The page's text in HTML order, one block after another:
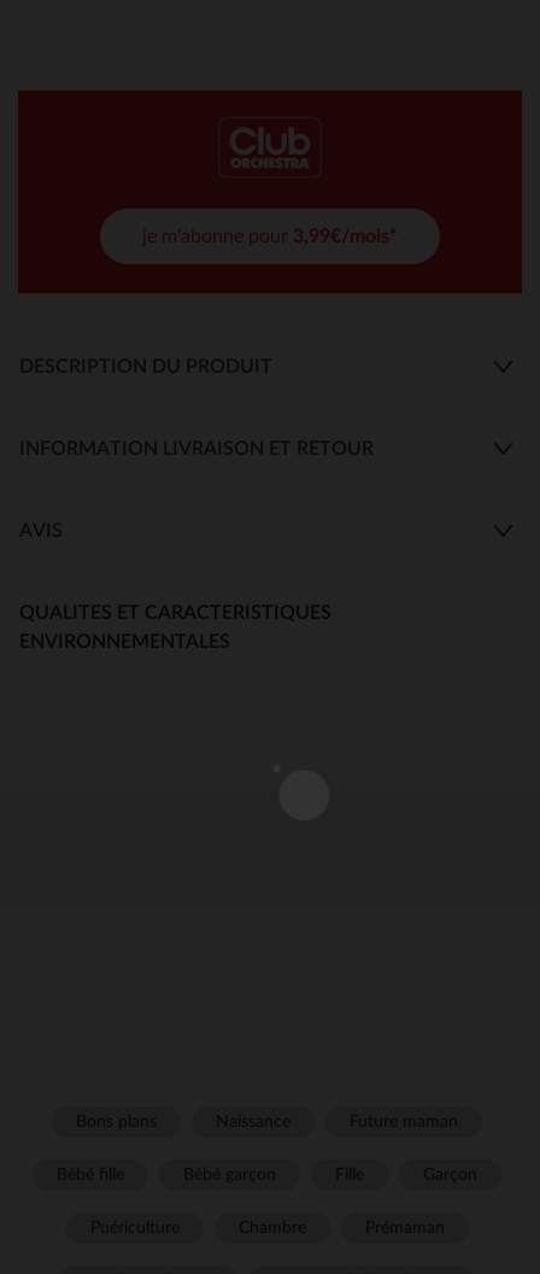
je m'abonne pour 3,99€/mois*
DESCRIPTION DU PRODUIT
INFORMATION LIVRAISON ET RETOUR
AVIS
QUALITES ET CARACTERISTIQUES
ENVIRONNEMENTALES